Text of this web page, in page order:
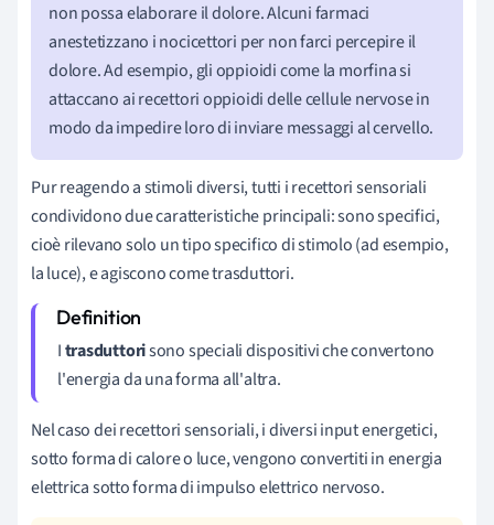
non possa elaborare il dolore.Alcuni farmaci
anestetizzano i nocicettori per non farci percepire il
dolore. Ad esempio, gli oppioidi come la morfina si
attaccano ai recettori oppioidi delle cellule nervose in
modo da impedire loro di inviare messaggi al cervello.
Pur reagendo a stimoli diversi, tutti i recettori sensoriali
condividono due caratteristiche principali: sono specifici,
cioè rilevano solo un tipo specifico di stimolo (ad esempio,
la luce), e agiscono come trasduttori.
Itrasduttorisono speciali dispositivi che convertono
l'energia da una forma all'altra.
Nel caso dei recettori sensoriali, i diversi input energetici,
sotto forma di calore o luce, vengono convertiti in energia
elettrica sotto forma di impulso elettrico nervoso.